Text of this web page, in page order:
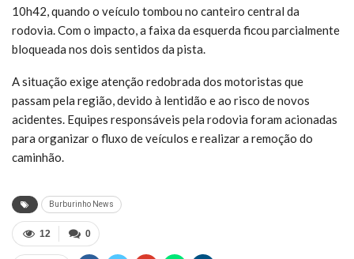
10h42, quando o veículo tombou no canteiro central da
rodovia. Com o impacto, a faixa da esquerda ficou parcialmente
bloqueada nos dois sentidos da pista.
A situação exige atenção redobrada dos motoristas que
passam pela região, devido à lentidão e ao risco de novos
acidentes. Equipes responsáveis pela rodovia foram acionadas
para organizar o fluxo de veículos e realizar a remoção do
caminhão.
Burburinho News
0
12